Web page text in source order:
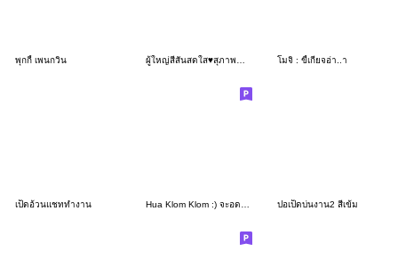
พุกกี้ เพนกวิน ผู้ใหญ่สีสันสดใส♥สุภาพ＊นกชิมะเอนากะ โมจิ : ขี้เกียจอ่า..า
เป็ดอ้วนแชททำงาน ปอเป็ดบ่นงาน2 สีเข้ม